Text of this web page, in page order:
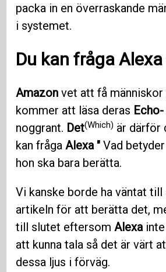
packa in en överraskande
i systemet.
Du kan fråga
Amazon vet att få
kommer att läsa deras Echo-
noggrant. Det(Which) är därför
kan frågaAlexa " Vad
hon ska bara berätta.
Vi kanske borde ha väntat
artikeln för att berätta det,
till slutet eftersomAlexainte
att kunna tala så det är värt
dessa ljus i förväg.